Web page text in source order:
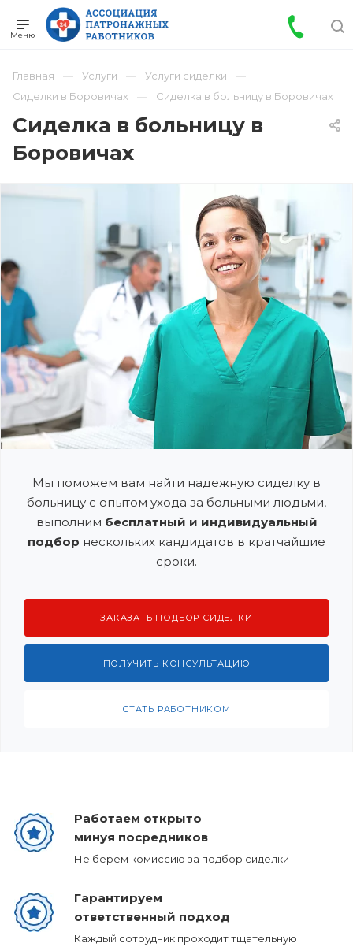
Главная Услуги
Услуги сиделки
Сиделки в Боровичах
Сиделка в больницу в Боровичах
Сиделка в больницу в
Боровичах
Мы поможем вам найти надежную сиделку в
больницу с опытом ухода за больными людьми,
выполним бесплатный и индивидуальный
подбор нескольких кандидатов в кратчайшие
сроки.
ЗАКАЗАТЬ ПОДБОР СИДЕЛКИ
ПОЛУЧИТЬ КОНСУЛЬТАЦИЮ
СТАТЬ РАБОТНИКОМ
Работаем открыто
минуя посредников
Не берем комиссию за подбор сиделки
Гарантируем
ответственный подход
Каждый сотрудник проходит тщательную